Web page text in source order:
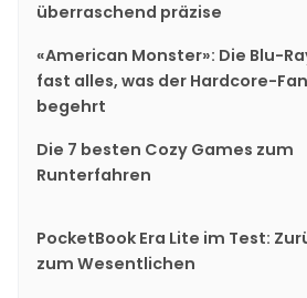
überraschend präzise
«American Monster»: Die Blu-
fast alles, was der Hardcore-Fan
begehrt
Die 7 besten Cozy Games zum
Runterfahren
PocketBook Era Lite im Test:
zum Wesentlichen